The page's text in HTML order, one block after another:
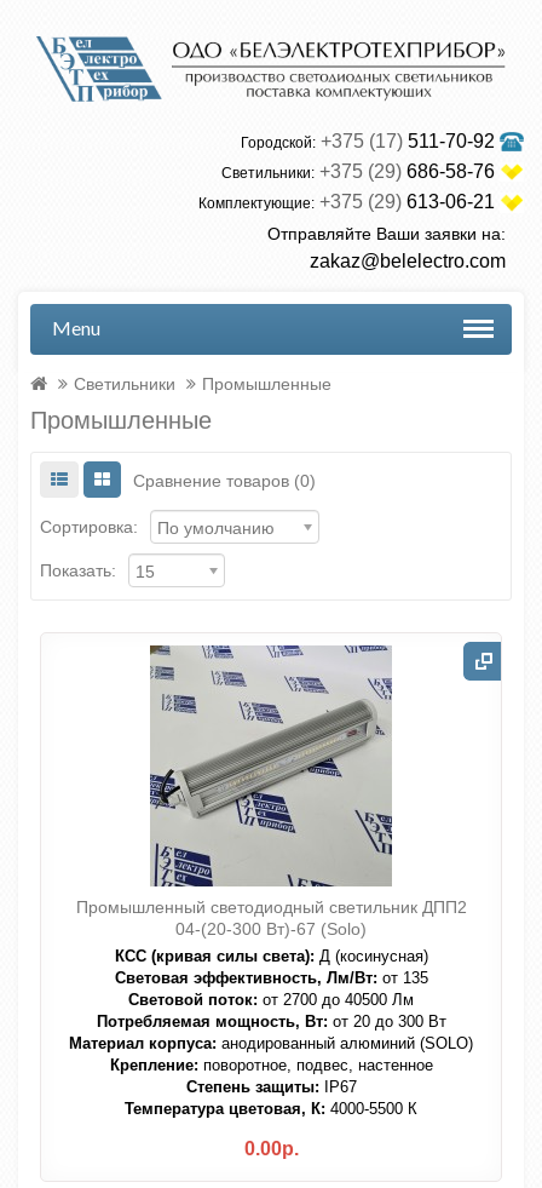
Городской: +375 (17) 511-70-92
Светильники: +375 (29) 686-58-76
Комплектующие: +375 (29) 613-06-21
Отправляйте Ваши заявки на:
zakaz@belelectro.com
Menu
Светильники Промышленные
Промышленные
Сравнение товаров (0)
Сортировка: По умолчанию
Показать: 15
Промышленный светодиодный светильник ДПП2
04-(20-300 Вт)-67 (Solo)
КСС (кривая силы света): Д (косинусная)
Световая эффективность, Лм/Вт: от 135
Световой поток: от 2700 до 40500 Лм
Потребляемая мощность, Вт: от 20 до 300 Вт
Материал корпуса: анодированный алюминий (SOLO)
Крепление: поворотное, подвес, настенное
Степень защиты: IP67
Температура цветовая, К: 4000-5500 К
0.00р.